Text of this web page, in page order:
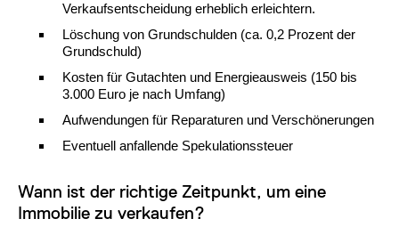
Verkaufsentscheidung erheblich erleichtern.
Löschung von Grundschulden (ca. 0,2 Prozent der
Grundschuld)
Kosten für Gutachten und Energieausweis (150 bis
3.000 Euro je nach Umfang)
Aufwendungen für Reparaturen und Verschönerungen
Eventuell anfallende Spekulationssteuer
Wann ist der richtige Zeitpunkt, um eine
Immobilie zu verkaufen?